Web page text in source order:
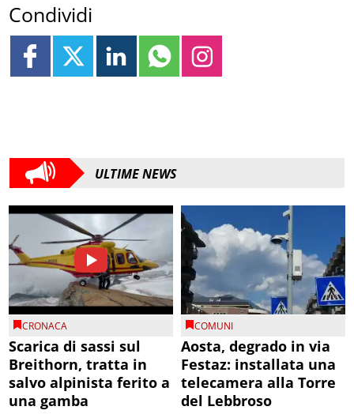
Condividi
ULTIME NEWS
CRONACA
Scarica di sassi sul
Breithorn, tratta in
salvo alpinista ferito a
una gamba
COMUNI
Aosta, degrado in via
Festaz: installata una
telecamera alla Torre
del Lebbroso